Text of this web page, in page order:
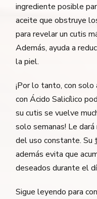
ingrediente posible
aceite que obstruye
para revelar un cutis
Además, ayuda a
la piel.
¡Por lo tanto, con
con Ácido Salicílico
su cutis se vuelve
solo semanas! Le
del uso constante. Su
además evita que
deseados durante el
Sigue leyendo para